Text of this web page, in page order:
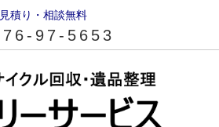
見積り・相談無料
97-5653